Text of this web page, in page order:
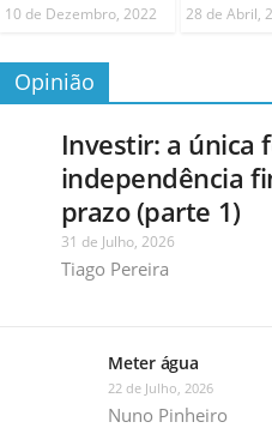
10 de Dezembro, 2022 28 de Abril,
Opinião
Investir: a única
independência
prazo (parte 1)
31 de Julho, 2026
Tiago Pereira
Meter água
22 de Julho, 2026
Nuno Pinheiro